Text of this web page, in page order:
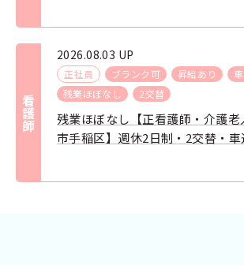
看護師
2026.08.03 UP
正社員 ブランク可 昇給あり
残業ほぼなし
2交替
残業ほぼなし【正看護師・介護
市手稲区】週休2日制・2交替・車